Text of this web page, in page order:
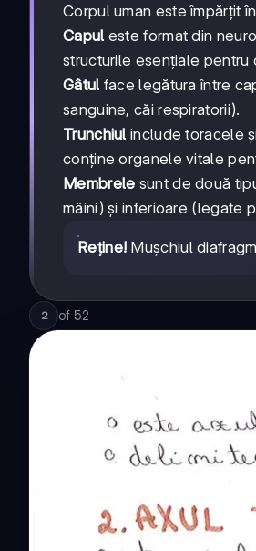
Corpul uman este împărțit
Capul este format din
structurile esențiale pentru
Gâtul face legătura între
sanguine, căi respiratorii).
Trunchiul include toracele
conține organele vitale
Membrele sunt de două
mâini) și inferioare (legate
Reține! Mușchiul
2 of 52